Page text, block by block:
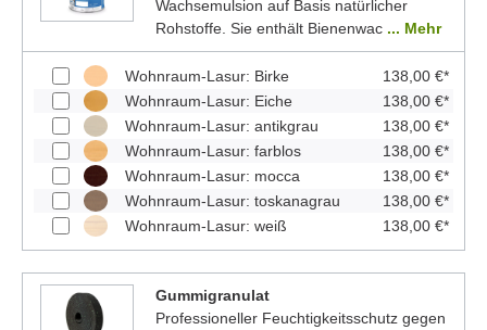
Wachsemulsion auf Basis natürlicher
Rohstoffe. Sie enthält Bienenwac ... Mehr
Wohnraum-Lasur: Birke
138,00 €*
Wohnraum-Lasur: Eiche
138,00 €*
Wohnraum-Lasur: antikgrau
138,00 €*
Wohnraum-Lasur: farblos
138,00 €*
Wohnraum-Lasur: mocca
138,00 €*
Wohnraum-Lasur: toskanagrau
138,00 €*
Wohnraum-Lasur: weiß
138,00 €*
Gummigranulat
Professioneller Feuchtigkeitsschutz gegen